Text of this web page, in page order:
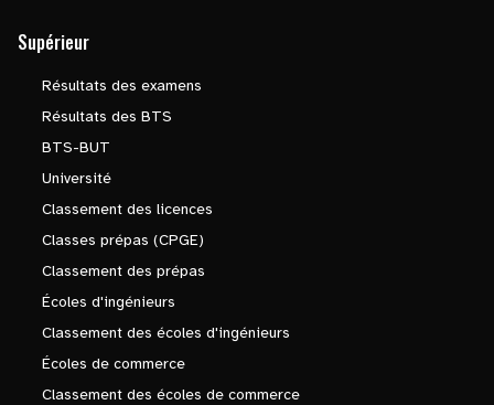
Supérieur
Résultats des examens
Résultats des BTS
BTS-BUT
Université
Classement des licences
Classes prépas (CPGE)
Classement des prépas
Écoles d'ingénieurs
Classement des écoles d'ingénieurs
Écoles de commerce
Classement des écoles de commerce